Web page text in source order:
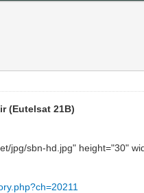
(Eutelsat 21B)
jpg/sbn-hd.jpg" height="30"